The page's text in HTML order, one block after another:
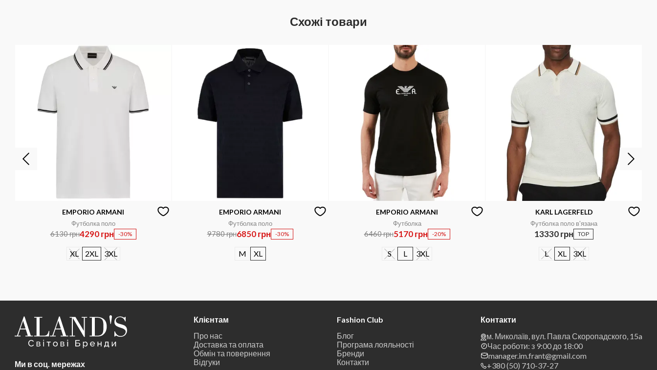
Схожі товари
EMPORIO ARMANI
Футболка поло
6130 грн4290 грн -30%
XL 2XL 3XL
EMPORIO ARMANI
Футболка поло
9780 грн6850 грн -30%
M XL
EMPORIO ARMANI
Футболка
6460 грн5170 грн -20%
S L 3XL
KARL LAGERFELD
Футболка поло в'язана
13330 грн TOP
L XL 3XL
Ми в соц. мережах
Клієнтам
Про нас
Доставка та оплата
Обмін та повернення
Відгуки
Fashion Club
Блог
Програма лояльності
Бренди
Контакти
Контакти
м. Миколаїв, вул. Павла Скоропадского, 15a
Час роботи: з 9:00 до 18:00
manager.im.frant@gmail.com
+380 (50) 710-37-27